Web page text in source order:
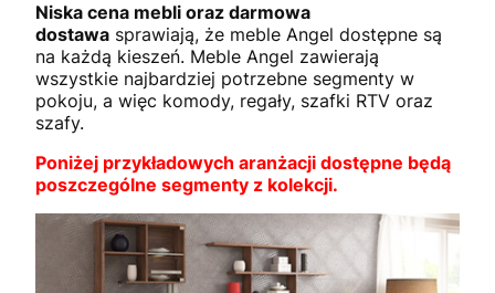
Niska cena mebli oraz darmowa
dostawa sprawiają, że meble Angel dostępne są
na każdą kieszeń. Meble Angel zawierają
wszystkie najbardziej potrzebne segmenty w
pokoju, a więc komody, regały, szafki RTV oraz
szafy.
Poniżej przykładowych aranżacji dostępne będą
poszczególne segmenty z kolekcji.